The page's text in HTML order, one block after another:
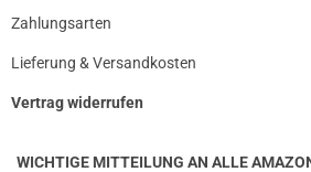
Zahlungsarten
Lieferung & Versandkosten
Vertrag widerrufen
WICHTIGE MITTEILUNG AN ALLE